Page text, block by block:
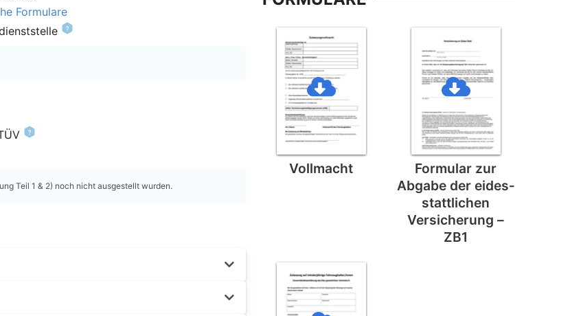
Formulare
Teil 1 & 2) noch nicht ausgestellt wurden.
Vollmacht
Formular zur
Abgabe der eides­
stattlichen
Versicherung –
ZB1